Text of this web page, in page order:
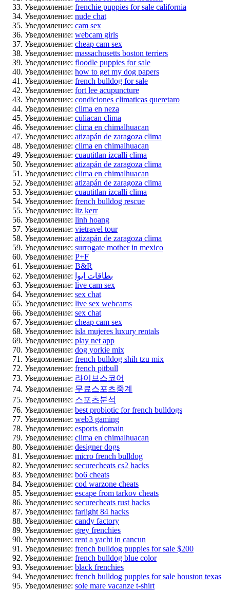
Уведомление: frenchie puppies for sale california
Уведомление: nude chat
Уведомление: cam sex
Уведомление: webcam girls
Уведомление: cheap cam sex
Уведомление: massachusetts boston terriers
Уведомление: floodle puppies for sale
Уведомление: how to get my dog papers
Уведомление: french bulldog for sale
Уведомление: fort lee acupuncture
Уведомление: condiciones climaticas queretaro
Уведомление: clima en neza
Уведомление: culiacan clima
Уведомление: clima en chimalhuacan
Уведомление: atizapán de zaragoza clima
Уведомление: clima en chimalhuacan
Уведомление: cuautitlan izcalli clima
Уведомление: atizapán de zaragoza clima
Уведомление: clima en chimalhuacan
Уведомление: atizapán de zaragoza clima
Уведомление: cuautitlan izcalli clima
Уведомление: french bulldog rescue
Уведомление: liz kerr
Уведомление: linh hoang
Уведомление: vietravel tour
Уведомление: atizapán de zaragoza clima
Уведомление: surrogate mother in mexico
Уведомление: P+F
Уведомление: B&R
Уведомление: بطاقات ايوا
Уведомление: live cam sex
Уведомление: sex chat
Уведомление: live sex webcams
Уведомление: sex chat
Уведомление: cheap cam sex
Уведомление: isla mujeres luxury rentals
Уведомление: play net app
Уведомление: dog yorkie mix
Уведомление: french bulldog shih tzu mix
Уведомление: french pitbull
Уведомление: 라이브스코어
Уведомление: 무료스포츠중계
Уведомление: 스포츠분석
Уведомление: best probiotic for french bulldogs
Уведомление: web3 gaming
Уведомление: esports domain
Уведомление: clima en chimalhuacan
Уведомление: designer dogs
Уведомление: micro french bulldog
Уведомление: securecheats cs2 hacks
Уведомление: bo6 cheats
Уведомление: cod warzone cheats
Уведомление: escape from tarkov cheats
Уведомление: securecheats rust hacks
Уведомление: farlight 84 hacks
Уведомление: candy factory
Уведомление: grey frenchies
Уведомление: rent a yacht in cancun
Уведомление: french bulldog puppies for sale $200
Уведомление: french bulldog blue color
Уведомление: black frenchies
Уведомление: french bulldog puppies for sale houston texas
Уведомление: sole mare vacanze t-shirt